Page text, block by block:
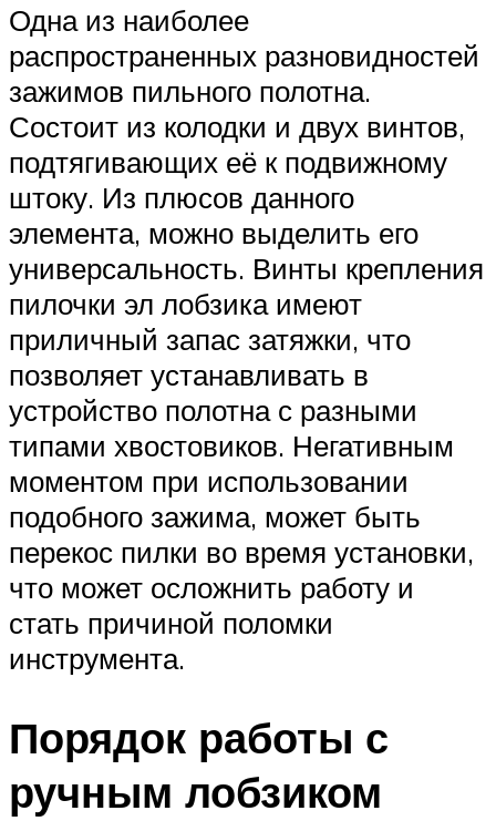
Одна из наиболее
распространенных разновидностей
зажимов пильного полотна.
Состоит из колодки и двух винтов,
подтягивающих её к подвижному
штоку. Из плюсов данного
элемента, можно выделить его
универсальность. Винты крепления
пилочки эл лобзика имеют
приличный запас затяжки, что
позволяет устанавливать в
устройство полотна с разными
типами хвостовиков. Негативным
моментом при использовании
подобного зажима, может быть
перекос пилки во время установки,
что может осложнить работу и
стать причиной поломки
инструмента.
Порядок работы с
ручным лобзиком